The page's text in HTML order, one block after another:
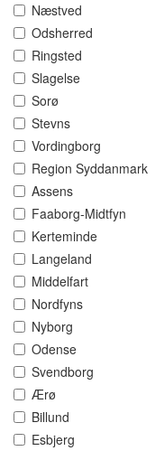
Næstved
Odsherred
Ringsted
Slagelse
Sorø
Stevns
Vordingborg
Region Syddanmark
Assens
Faaborg-Midtfyn
Kerteminde
Langeland
Middelfart
Nordfyns
Nyborg
Odense
Svendborg
Ærø
Billund
Esbjerg